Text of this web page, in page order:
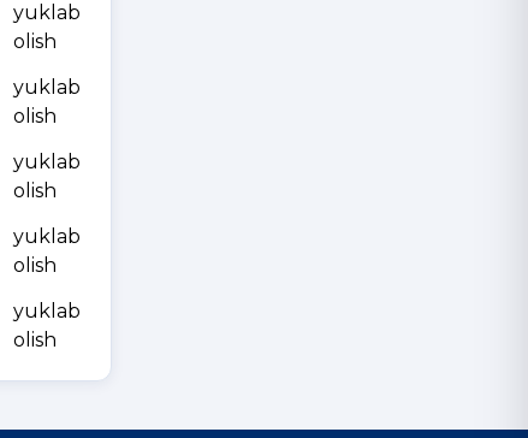
yuklab
olish
yuklab
olish
yuklab
olish
yuklab
olish
yuklab
olish